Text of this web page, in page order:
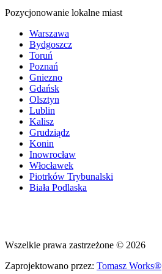
Pozycjonowanie lokalne miast
Warszawa
Bydgoszcz
Toruń
Poznań
Gniezno
Gdańsk
Olsztyn
Lublin
Kalisz
Grudziądz
Konin
Inowrocław
Włocławek
Piotrków Trybunalski
Biała Podlaska
Wszelkie prawa zastrzeżone © 2026
Zaprojektowano przez: Tomasz Works®